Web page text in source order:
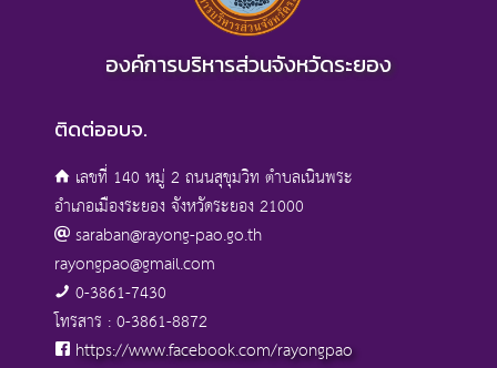
องค์การบริหารส่วนจังหวัดระยอง
ติดต่ออบจ.
เลขที่ 140 หมู่ 2 ถนนสุขุมวิท ตำบลเนินพระ
อำเภอเมืองระยอง จังหวัดระยอง 21000
saraban@rayong-pao.go.th
rayongpao@gmail.com
0-3861-7430
โทรสาร : 0-3861-8872
https://www.facebook.com/rayongpao